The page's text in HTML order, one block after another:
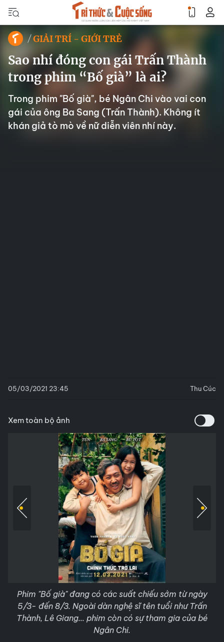
GIẢI TRÍ - GIỚI TRẺ
Sao nhí đóng con gái Trấn Thành
trong phim “Bố già” là ai?
Trong phim "Bố già", bé Ngân Chi vào vai con
gái của ông Ba Sang (Trấn Thành). Không ít
khán giả tò mò về nữ diễn viên nhí này.
05/03/2021 23:45 Thu Cúc
Xem toàn bộ ảnh
Phim "Bố già" đang có các suất chiếu sớm từ ngày
5/3- đến 8/3. Ngoài dàn nghệ sĩ tên tuổi như Trấn
Thành, Lê Giang... phim còn có sự tham gia của bé
Ngân Chi.